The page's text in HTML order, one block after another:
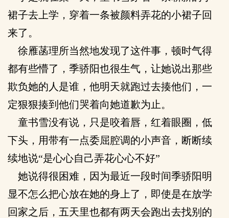
裙子去上学，穿着一条被颜料弄花的小裙子回
来了。
徐雁菡理所当然地发现了这件事，顿时气得
都有些懵了，季骄阳也很生气，让她说出那些
欺负她的人是谁，他明天就跑过去揍他们，一
定狠狠揍到他们哭着向她道歉为止。
童书雪没有说，只是咬着唇，红着眼圈，低
下头，用带有一点委屈腔调的小声音，断断续
续地说“是心心自己弄花心心不好”
她说得很困难，因为最近一段时间季骄阳明
显不怎么把心放在她的身上了，即使是在放学
回家之后，五天里也都有两天会跑出去找别的